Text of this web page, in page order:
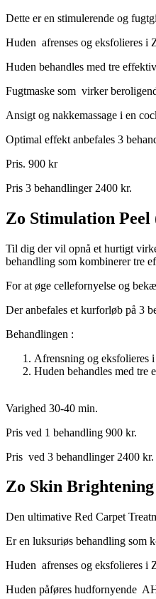
Dette er en stimulerende og
Huden afrenses og eksfolieres i
Huden behandles med tre
Fugtmaske som virker
Ansigt og nakkemassage i en
Optimal effekt anbefales 3
Pris. 900 kr
Pris 3 behandlinger 2400 kr.
Zo Stimulation
Til dig der vil opnå et hurtigt
behandling som kombinerer tre
For at øge cellefornyelse og
Der anbefales et kurforløb på 3
Behandlingen :
Afrensning og eksfolieres
Huden behandles med tre
Varighed 30-40 min.
Pris ved 1 behandling 900 kr.
Pris ved 3 behandlinger 2400 kr.
Zo Skin
Den ultimative Red Carpet
Er en luksuriøs behandling som
Huden afrenses og eksfolieres i
Huden påføres hudfornyende